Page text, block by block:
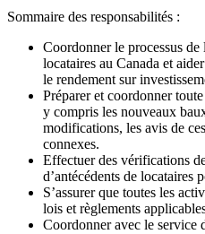
Sommaire des responsabilités :
Coordonner le processus
locataires au Canada et
le rendement sur
Préparer et coordonner
y compris les nouveaux
modifications, les avis de
connexes.
Effectuer des vérifications
d’antécédents de locataires
S’assurer que toutes les
lois et règlements
Coordonner avec le service